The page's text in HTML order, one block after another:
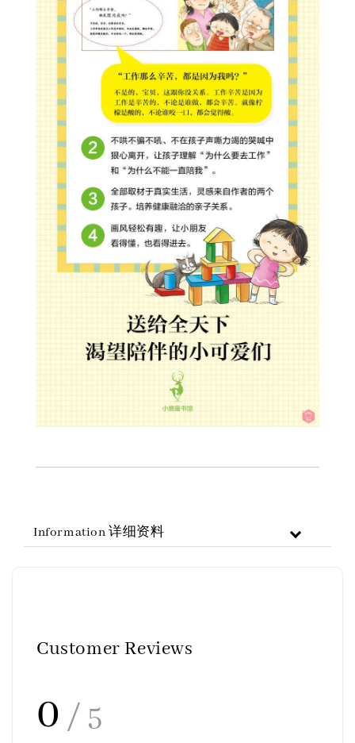
Information 详细资料
Customer Reviews
0 / 5